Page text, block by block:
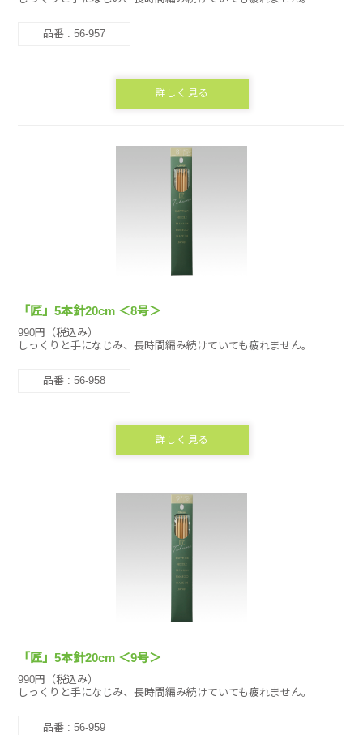
品番 : 56-957
詳しく見る
「匠」5本針20cm ＜8号＞
990円（税込み）
しっくりと手になじみ、長時間編み続けていても疲れません。
品番 : 56-958
詳しく見る
「匠」5本針20cm ＜9号＞
990円（税込み）
しっくりと手になじみ、長時間編み続けていても疲れません。
品番 : 56-959